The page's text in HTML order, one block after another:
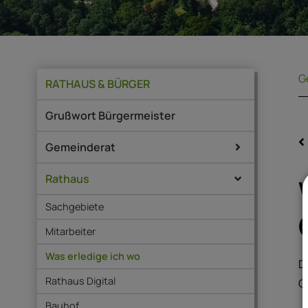
RATHAUS & BÜRGER
Grußwort Bürgermeister
Gemeinderat
Rathaus
Sachgebiete
Mitarbeiter
Was erledige ich wo
Rathaus Digital